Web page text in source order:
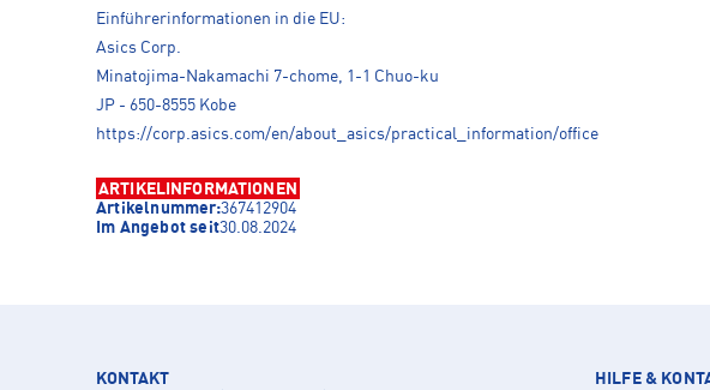
Einführerinformationen in die EU:
Asics Corp.
Minatojima-Nakamachi 7-chome, 1-1 Chuo-ku
JP - 650-8555 Kobe
https://corp.asics.com/en/about_asics/practical_information/office
ARTIKELINFORMATIONEN
Artikelnummer:367412904
Im Angebot seit30.08.2024
KONTAKT
HILFE &